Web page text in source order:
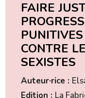
FAIRE
CONTRE
SEXISTES
Auteur·rice :
Edition : La